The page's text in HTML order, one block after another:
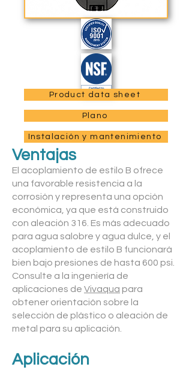
Product data sheet
Plano
Instalación y mantenimiento
Ventajas
El acoplamiento de estilo B ofrece
una favorable resistencia a la
corrosión y representa una opción
económica, ya que está construido
con aleación 316. Es más adecuado
para agua salobre y agua dulce, y el
acoplamiento de estilo B funcionará
bien bajo presiones de hasta 600 psi.
Consulte a la ingeniería de
aplicaciones de Vivaqua para
obtener orientación sobre la
selección de plástico o aleación de
metal para su aplicación.
Aplicación